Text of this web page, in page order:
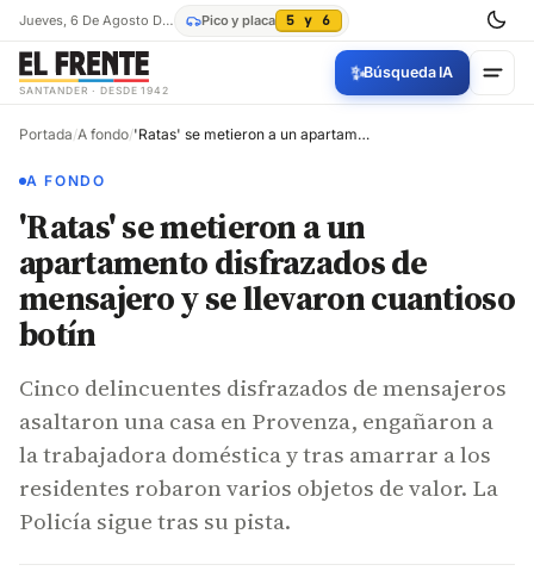
Jueves, 6 De Agosto De 2026 Pico y placa 5 y 6
SANTANDER · DESDE 1942
✨Búsqueda IA
Portada/A fondo/ 'Ratas' se metieron a un apartamento disfrazados de mensajero y se llevaron cuantioso botín
A FONDO
'Ratas' se metieron a un
apartamento disfrazados de
mensajero y se llevaron cuantioso
botín
Cinco delincuentes disfrazados de mensajeros
asaltaron una casa en Provenza, engañaron a
la trabajadora doméstica y tras amarrar a los
residentes robaron varios objetos de valor. La
Policía sigue tras su pista.